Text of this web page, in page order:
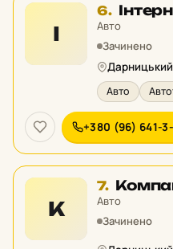
І
6. Місце
6
у
Авто
Зачинено
Дарницький
Авто
+380 (96) 641-3-
К
7. Місце
7
у
Авто
Зачинено